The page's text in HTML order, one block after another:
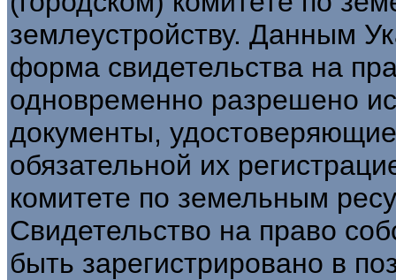
землеустройству. Данным
форма свидетельства на
одновременно разрешено
документы,
обязательной их
комитете по земельным
Свидетельство на право
быть зарегистрировано в